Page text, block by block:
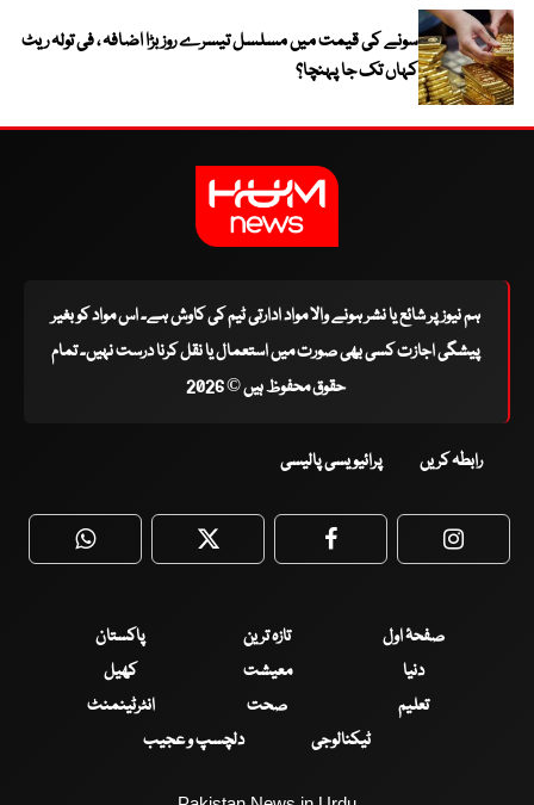
سونے کی قیمت میں مسلسل تیسرے روز بڑا اضافہ ، فی تولہ ریٹ
کہاں تک جا پہنچا؟
ہم نیوز پر شائع یا نشر ہونے والا مواد ادارتی ٹیم کی کاوش ہے۔ اس مواد کو بغیر
پیشگی اجازت کسی بھی صورت میں استعمال یا نقل کرنا درست نہیں۔ تمام
حقوق محفوظ ہیں © 2026
رابطہ کریں پرائیویسی پالیسی
WhatsApp Twitter Facebook
صفحۂ اول تازہ ترین
پاکستان
دنیا
معیشت
کھیل
تعلیم
صحت
انٹرٹینمنٹ
ٹیکنالوجی
دلچسپ و عجیب